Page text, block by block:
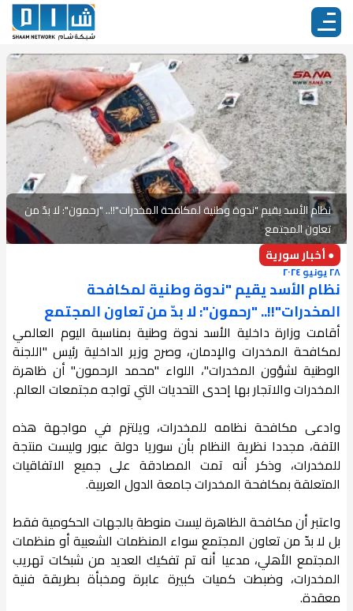
نظام الأسد يقيم "ندوة وطنية لمكافحة المخدرات"!!.. "رحمون": لا بدّ من
تعاون المجتمع
● أخبار سورية
٢٨ يونيو ٢٠٢٤
نظام الأسد يقيم "ندوة وطنية لمكافحة
المخدرات"!!.. "رحمون": لا بدّ من تعاون المجتمع
أقامت وزارة داخلية الأسد ندوة وطنية بمناسبة اليوم العالمي
لمكافحة المخدرات والإدمان، وصرح وزير الداخلية رئيس "اللجنة
الوطنية لشؤون المخدرات"، اللواء "محمد الرحمون" أن ظاهرة
المخدرات والاتجار بها إحدى التحديات التي تواجه مجتمعات العالم.
وادعى مكافحة نظامه للمخدرات، ويلتزم في مواجهة هذه
الآفة، مجددا نظرية النظام بأن سوريا دولة عبور وليست منتجة
للمخدرات، وذكر أنه تمت المصادقة على جميع الاتفاقيات
المتعلقة بمكافحة المخدرات جامعة الدول العربية.
واعتبر أن مكافحة الظاهرة ليست منوطة بالجهات الحكومية فقط
بل لا بدّ من تعاون المجتمع سواء المنظمات الشعبية أو منظمات
المجتمع الأهلي، مدعيا أنه تم تفكيك العديد من شبكات تهريب
المخدرات، وضبطت كميات كبيرة عابرة ومخبأة بطريقة فنية
معقدة.